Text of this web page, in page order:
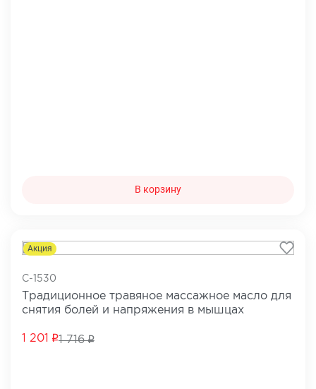
В корзину
Акция
C-1530
Традиционное травяное массажное масло для
снятия болей и напряжения в мышцах
1 201 1 716